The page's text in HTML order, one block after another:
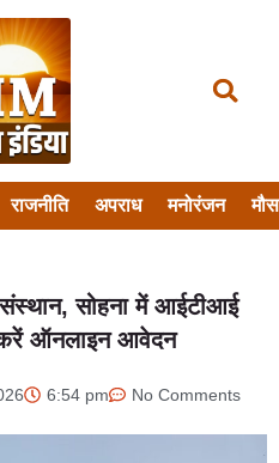
राजनीति अपराध मनोरंजन
संस्थान, सोहना में आईटीआई
ऑनलाइन आवेदन
6:54 pm No Comments